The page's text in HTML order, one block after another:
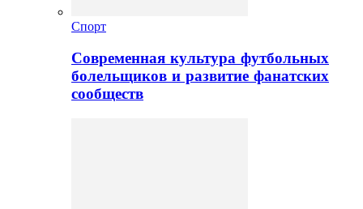
Спорт
Современная культура футбольных
болельщиков и развитие фанатских
сообществ